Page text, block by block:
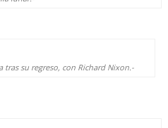
tras su regreso, con Richard Nixon.-